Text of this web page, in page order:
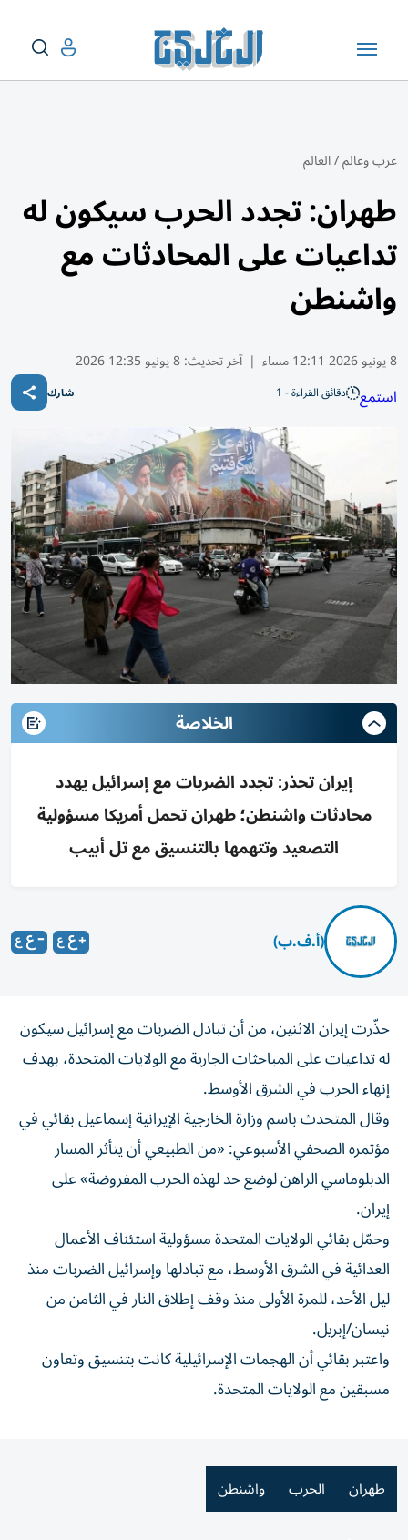
عرب وعالم/العالم
طهران: تجدد الحرب سيكون له
تداعيات على المحادثات مع
واشنطن
8 يونيو 2026 12:11 مساء | آخر تحديث:8 يونيو 12:35 2026
استمع دقائق القراءة - 1 شارك
الخلاصة
إيران تحذر: تجدد الضربات مع إسرائيل يهدد
محادثات واشنطن؛ طهران تحمل أمريكا مسؤولية
التصعيد وتتهمها بالتنسيق مع تل أبيب
(أ.ف.ب)
حذّرت إيران الاثنين، من أن تبادل الضربات مع إسرائيل سيكون
له تداعيات على المباحثات الجارية مع الولايات المتحدة، بهدف
إنهاء الحرب في الشرق الأوسط.
وقال المتحدث باسم وزارة الخارجية الإيرانية إسماعيل بقائي في
مؤتمره الصحفي الأسبوعي: «من الطبيعي أن يتأثر المسار
الدبلوماسي الراهن لوضع حد لهذه الحرب المفروضة» على
إيران.
وحمّلبقائيالولايات المتحدة مسؤولية استئناف الأعمال
العدائية في الشرق الأوسط، مع تبادلها وإسرائيل الضربات منذ
ليل الأحد، للمرة الأولى منذ وقف إطلاق النار في الثامن من
نيسان/إبريل.
واعتبر بقائي أن الهجمات الإسرائيلية كانت بتنسيق وتعاون
مسبقين مع الولايات المتحدة.
طهران الحرب واشنطن